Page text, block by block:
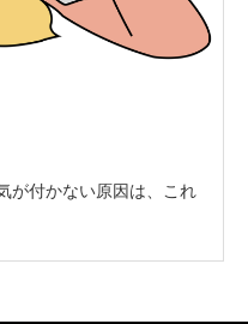
が付かない原因は、これ